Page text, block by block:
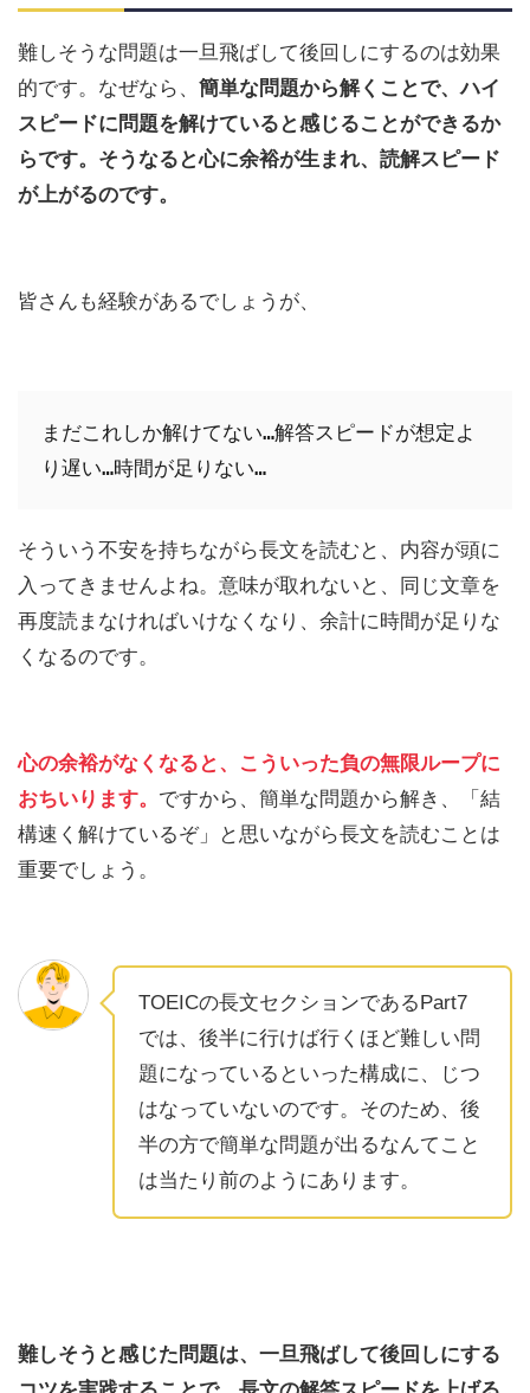
難しそうな問題は一旦飛ばして後回しにするのは効果
的です。なぜなら、 簡単な問題から解くことで、ハイ
スピードに問題を解けていると感じることができるか
らです。そうなると心に余裕が生まれ、読解スピード
が上がるのです。
皆さんも経験があるでしょうが、
まだこれしか解けてない…解答スピードが想定よ
り遅い…時間が足りない…
そういう不安を持ちながら長文を読むと、内容が頭に
入ってきませんよね。意味が取れないと、同じ文章を
再度読まなければいけなくなり、余計に時間が足りな
くなるのです。
心の余裕がなくなると、こういった負の無限ループに
おちいります。 ですから、簡単な問題から解き、「結
構速く解けているぞ」と思いながら長文を読むことは
重要でしょう。
TOEICの長文セクションであるPart7
では、後半に行けば行くほど難しい問
題になっているといった構成に、じつ
はなっていないのです。そのため、後
半の方で簡単な問題が出るなんてこと
は当たり前のようにあります。
難しそうと感じた問題は、一旦飛ばして後回しにする